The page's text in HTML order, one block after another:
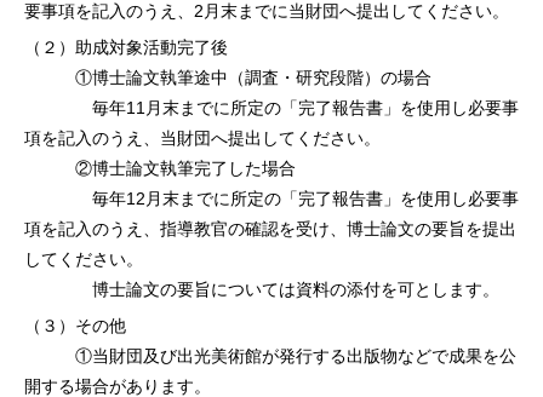
要事項を記入のうえ、2月末までに当財団へ提出してください。
（２）助成対象活動完了後
①博士論文執筆途中（調査・研究段階）の場合
毎年11月末までに所定の「完了報告書」を使用し必要事
項を記入のうえ、当財団へ提出してください。
②博士論文執筆完了した場合
毎年12月末までに所定の「完了報告書」を使用し必要事
項を記入のうえ、指導教官の確認を受け、博士論文の要旨を提出
してください。
博士論文の要旨については資料の添付を可とします。
（３）その他
①当財団及び出光美術館が発行する出版物などで成果を公
開する場合があります。